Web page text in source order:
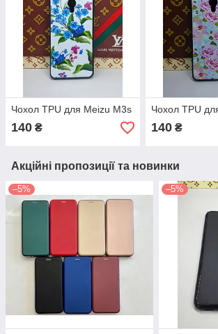
Чохол TPU для Meizu M3s
140 ₴
Чохол TPU
140₴
Акційні пропозиції та новинки
–5% –5%